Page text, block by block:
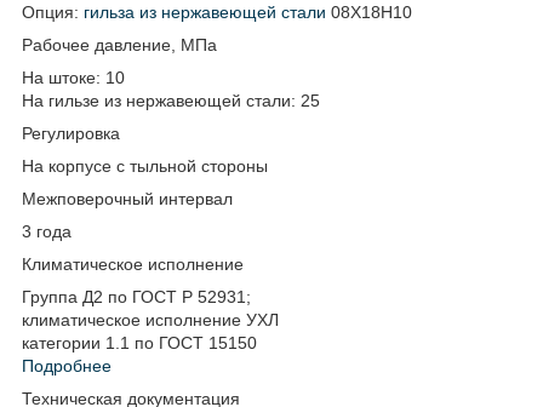
Опция: гильза из нержавеющей стали 08Х18Н10
Рабочее давление, МПа
На штоке: 10
На гильзе из нержавеющей стали: 25
Регулировка
На корпусе с тыльной стороны
Межповерочный интервал
3 года
Климатическое исполнение
Группа Д2 по ГОСТ Р 52931;
климатическое исполнение УХЛ
категории 1.1 по ГОСТ 15150
Подробнее
Техническая документация